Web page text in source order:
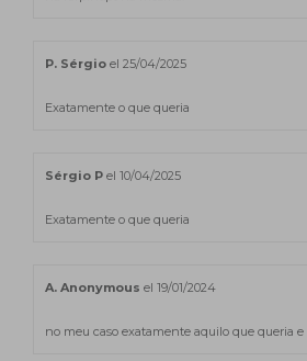
P. Sérgio el 25/04/2025
Exatamente o que queria
Sérgio P el 10/04/2025
Exatamente o que queria
A. Anonymous el 19/01/2024
no meu caso exatamente aquilo que queria